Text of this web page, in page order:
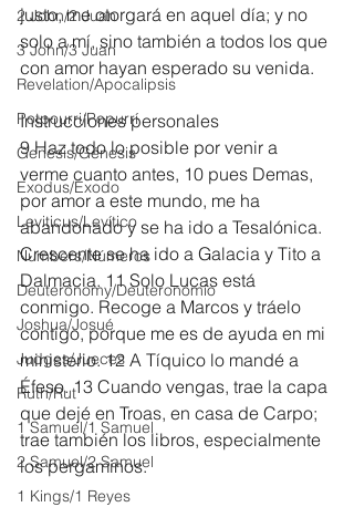
2 John/2 Juan
3 John/3 Juan
Revelation/Apocalipsis
Potpourri/Popurrí
Genesis/Génesis
Exodus/Éxodo
Leviticus/Levítico
Numbers/Números
Deuteronomy/Deuteronomio
Joshua/Josué
Judges/Jueces
Ruth/Rut
1 Samuel/1 Samuel
2 Samuel/2 Samuel
1 Kings/1 Reyes
justo, me otorgará en aquel día; y no
solo a mí, sino también a todos los que
con amor hayan esperado su venida.
Instrucciones personales
9 Haz todo lo posible por venir a
verme cuanto antes, 10 pues Demas,
por amor a este mundo, me ha
abandonado y se ha ido a Tesalónica.
Crescente se ha ido a Galacia y Tito a
Dalmacia. 11 Solo Lucas está
conmigo. Recoge a Marcos y tráelo
contigo, porque me es de ayuda en mi
ministerio. 12 A Tíquico lo mandé a
Éfeso. 13 Cuando vengas, trae la capa
que dejé en Troas, en casa de Carpo;
trae también los libros, especialmente
los pergaminos.